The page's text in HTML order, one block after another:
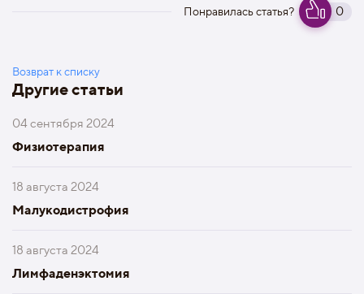
Понравилась статья? 0
Возврат к списку
Другие статьи
04 сентября 2024
Физиотерапия
18 августа 2024
Малукодистрофия
18 августа 2024
Лимфаденэктомия